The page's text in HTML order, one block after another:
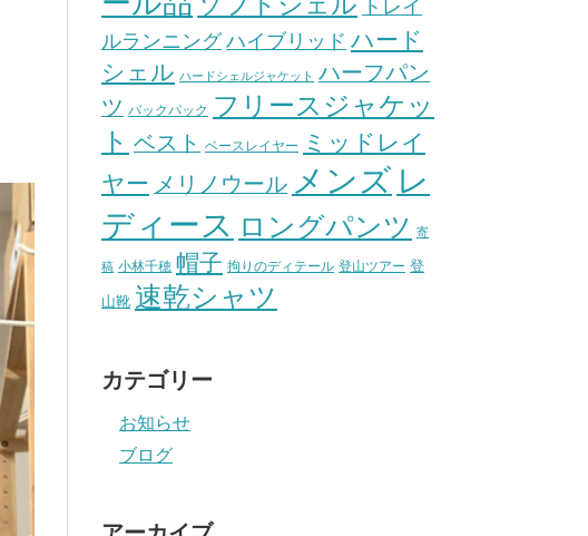
トレイ
ルランニング ハイブリッド ハード
シェル ハードシェルジャケット ハーフパン
ツ バックパック
フリースジャケッ
ト ベスト ベースレイヤー
ミッドレイ
ヤー メリノウール メンズ レ
ディース ロングパンツ 寄
稿 小林千穂 帽子 拘りのディテール 登山ツアー 登
山靴 速乾シャツ
カテゴリー
お知らせ
ブログ